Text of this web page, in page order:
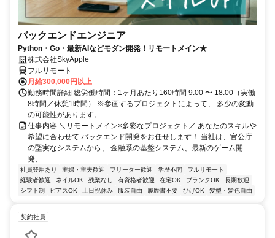
バックエンドエンジニア
Python・Go・最新AIなどモダン開発！リモートメイン★
株式会社SkyApple
フルリモート
月給300,000円以上
勤務時間詳細 総労働時間：1ヶ月あたり160時間 9:00 〜 18:00（実働
8時間／休憩1時間） ※参画するプロジェクトによって、 多少の変動
の可能性があります。
仕事内容 ＼リモートメイン×多彩なプロジェクト／ あなたのスキルや
希望に合わせて バックエンド開発をお任せします！ 当社は、官公庁
の堅実なシステムから、 金融系の基盤システム、最新のゲーム開
発、 ...
社員登用あり 主婦・主夫歓迎 フリーター歓迎 学歴不問
フルリモート
経験者歓迎
ネイルOK 残業なし 有資格者歓迎 在宅OK ブランクOK
長期歓迎
シフト制
ピアスOK 土日祝休み 服装自由 履歴書不要 ひげOK 髪型・髪色自由
契約社員